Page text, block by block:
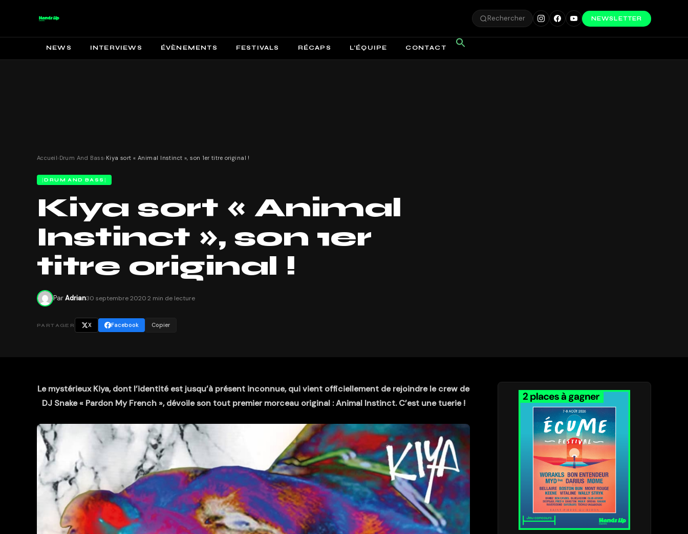
Rechercher NEWSLETTER
NEWS INTERVIEWS ÉVÈNEMENTS FESTIVALS RÉCAPS L’ÉQUIPE CONTACT
Accueil› Drum And Bass› Kiya sort « Animal Instinct », son 1er titre original !
DRUM AND BASS
Kiya sort « Animal
Instinct », son 1er
titre original !
ParAdrian30 septembre 20202 min de lecture
PARTAGER X Facebook Copier
Le mystérieux Kiya, dont l’identité est jusqu’à présent inconnue, qui vient officiellement de rejoindre le crew de
DJ Snake « Pardon My French », dévoile son tout premier morceau original : Animal Instinct. C’est une tuerie !